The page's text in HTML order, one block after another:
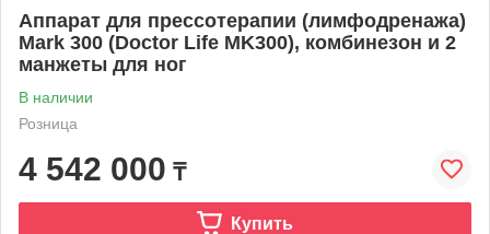
Аппарат для прессотерапии (лимфодренажа)
Mark 300 (Doctor Life MK300), комбинезон и 2
манжеты для ног
В наличии
Розница
4 542 000 ₸
Купить